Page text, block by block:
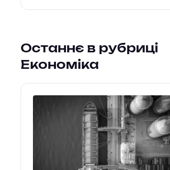
Останнє в рубриці
Економіка